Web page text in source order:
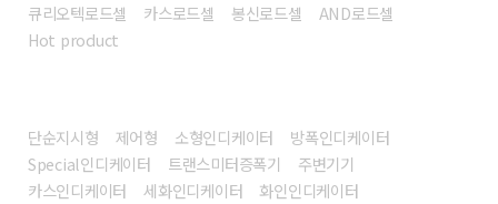
큐리오텍로드셀
카스로드셀 봉신로드셀
AND로드셀
Hot product
단순지시형 제어형 소형인디케이터
방폭인디케이터
Special인디케이터
트랜스미터증폭기
주변기기
카스인디케이터
세화인디케이터
화인인디케이터